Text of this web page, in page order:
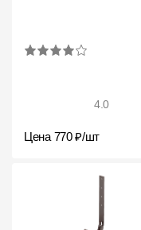
4.0
Цена 770 ₽/шт